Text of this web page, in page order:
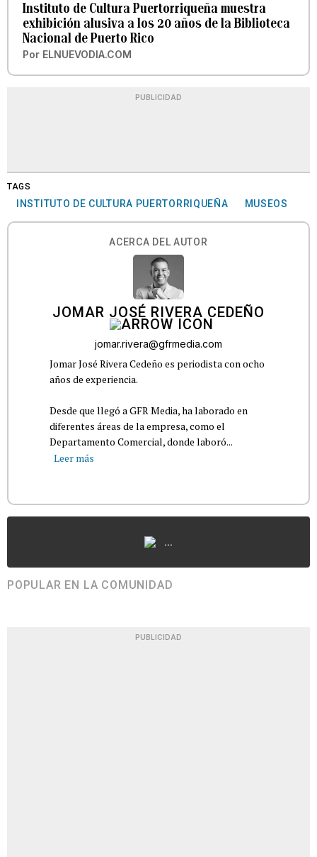
Instituto de Cultura Puertorriqueña muestra
exhibición alusiva a los 20 años de la Biblioteca
Nacional de Puerto Rico
Por ELNUEVODIA.COM
PUBLICIDAD
TAGS
INSTITUTO DE CULTURA PUERTORRIQUEÑA MUSEOS
ACERCA DEL AUTOR
JOMAR JOSÉ RIVERA CEDEÑO
jomar.rivera@gfrmedia.com
Jomar José Rivera Cedeño es periodista con ocho
años de experiencia.
Desde que llegó a GFR Media, ha laborado en
diferentes áreas de la empresa, como el
Departamento Comercial, donde laboró...
Leer más
...
POPULAR EN LA COMUNIDAD
PUBLICIDAD